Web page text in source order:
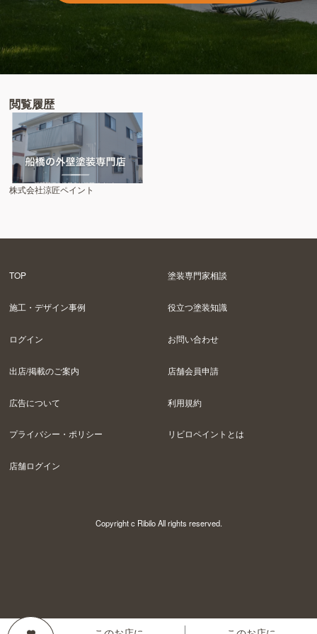
閲覧履歴
株式会社涼匠ペイント
TOP 塗装専門家相談
施工・デザイン事例 役立つ塗装知識
ログイン お問い合わせ
出店/掲載のご案内 店舗会員申請
広告について 利用規約
プライバシー・ポリシー リビロペイントとは
店舗ログイン
Copyright c Ribilo All rights reserved.